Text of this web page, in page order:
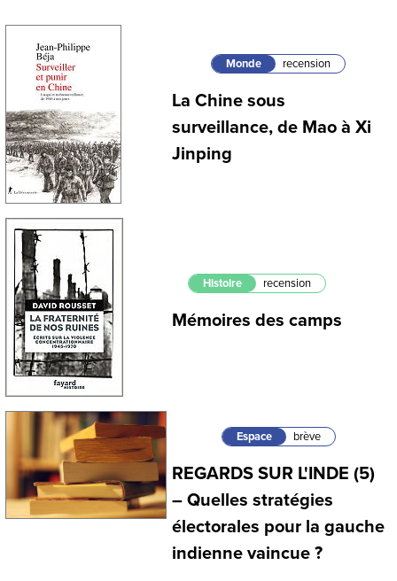
Monde recension
La Chine sous
surveillance, de Mao à Xi
Jinping
Histoire recension
Mémoires des camps
Espace brève
REGARDS SUR L'INDE (5)
– Quelles stratégies
électorales pour la gauche
indienne vaincue ?